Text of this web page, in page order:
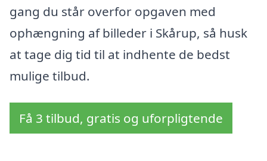
gang du står overfor opgaven med
ophængning af billeder i Skårup, så husk
at tage dig tid til at indhente de bedst
mulige tilbud.
Få 3 tilbud, gratis og uforpligtende